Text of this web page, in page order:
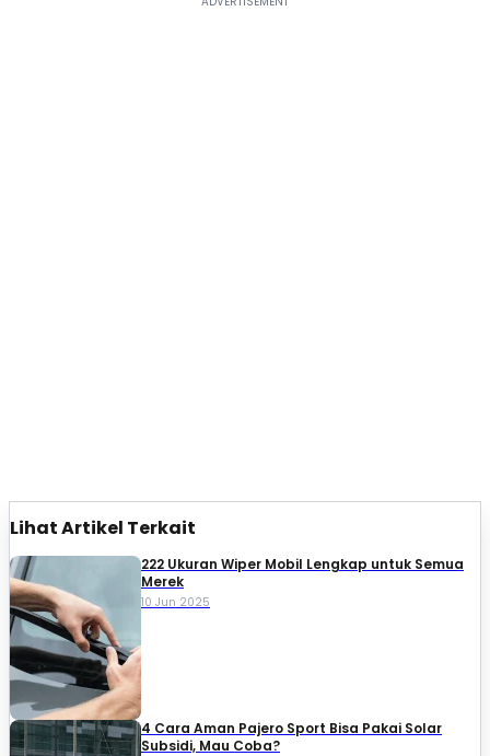
Lihat Artikel Terkait
222 Ukuran Wiper Mobil Lengkap untuk Semua
Merek
10 Jun 2025
4 Cara Aman Pajero Sport Bisa Pakai Solar
Subsidi, Mau Coba?